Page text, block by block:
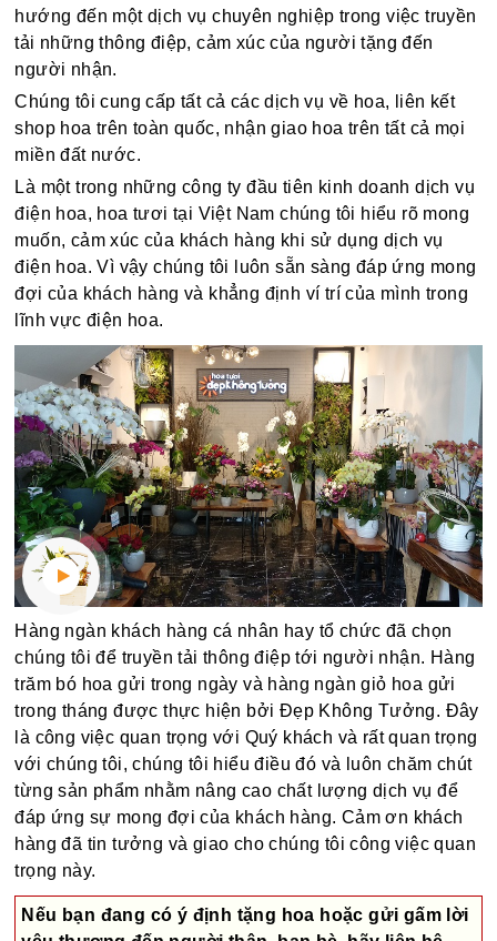
hướng đến một dịch vụ chuyên nghiệp trong việc truyền
tải những thông điệp, cảm xúc của người tặng đến
người nhận.
Chúng tôi cung cấp tất cả các dịch vụ về hoa, liên kết
shop hoa trên toàn quốc, nhận giao hoa trên tất cả mọi
miền đất nước.
Là một trong những công ty đầu tiên kinh doanh dịch vụ
điện hoa, hoa tươi tại Việt Nam chúng tôi hiểu rõ mong
muốn, cảm xúc của khách hàng khi sử dụng dịch vụ
điện hoa. Vì vậy chúng tôi luôn sẵn sàng đáp ứng mong
đợi của khách hàng và khẳng định ví trí của mình trong
lĩnh vực điện hoa.
Hàng ngàn khách hàng cá nhân hay tổ chức đã chọn
chúng tôi để truyền tải thông điệp tới người nhận. Hàng
trăm bó hoa gửi trong ngày và hàng ngàn giỏ hoa gửi
trong tháng được thực hiện bởi Đẹp Không Tưởng. Đây
là công việc quan trọng với Quý khách và rất quan trọng
với chúng tôi, chúng tôi hiểu điều đó và luôn chăm chút
từng sản phẩm nhằm nâng cao chất lượng dịch vụ để
đáp ứng sự mong đợi của khách hàng. Cảm ơn khách
hàng đã tin tưởng và giao cho chúng tôi công việc quan
trọng này.
Nếu bạn đang có ý định tặng hoa hoặc gửi gấm lời